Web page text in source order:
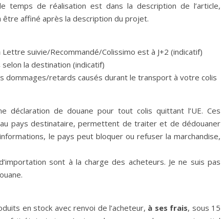
temps de réalisation est dans la description de l’article,
affiné après la description du projet.
Lettre suivie/Recommandé/Colissimo est à J+2 (indicatif)
la destination (indicatif)
dommages/retards causés durant le transport à votre colis
déclaration de douane pour tout colis quittant l’UE. Ces
pays destinataire, permettent de traiter et de dédouaner
le pays peut bloquer ou refuser la marchandise,
sont à la charge des acheteurs. Je ne suis pas
en stock avec renvoi de l’acheteur, à ses frais, sous 15